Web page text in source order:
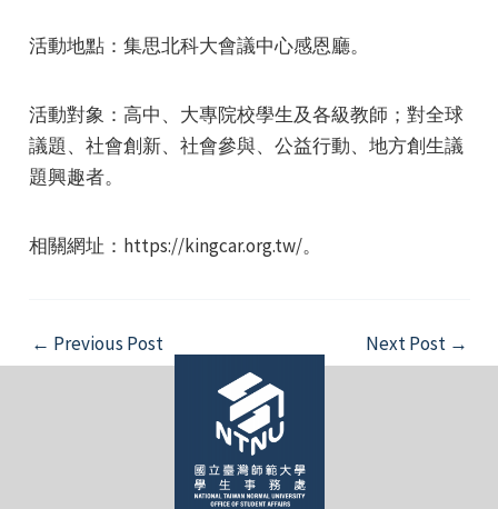
活動地點：集思北科大會議中心感恩廳。
活動對象：高中、大專院校學生及各級教師；對全球
議題、社會創新、社會參與、公益行動、地方創生議
題興趣者。
相關網址：https://kingcar.org.tw/。
Post
navigation
← Previous Post Next Post →